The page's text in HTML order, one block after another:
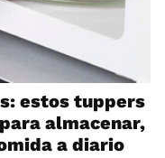
estos tuppers
almacenar,
a diario